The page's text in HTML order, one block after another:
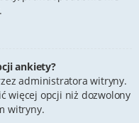
ankiety?
administratora witryny.
więcej opcji niż dozwolony
witryny.